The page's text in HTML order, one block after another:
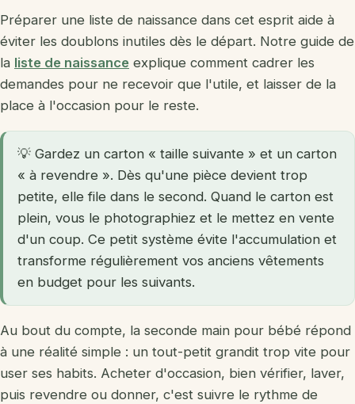
Préparer une liste de naissance dans cet esprit aide à
éviter les doublons inutiles dès le départ. Notre guide de
la liste de naissance explique comment cadrer les
demandes pour ne recevoir que l'utile, et laisser de la
place à l'occasion pour le reste.
💡 Gardez un carton « taille suivante » et un carton
« à revendre ». Dès qu'une pièce devient trop
petite, elle file dans le second. Quand le carton est
plein, vous le photographiez et le mettez en vente
d'un coup. Ce petit système évite l'accumulation et
transforme régulièrement vos anciens vêtements
en budget pour les suivants.
Au bout du compte, la seconde main pour bébé répond
à une réalité simple : un tout-petit grandit trop vite pour
user ses habits. Acheter d'occasion, bien vérifier, laver,
puis revendre ou donner, c'est suivre le rythme de